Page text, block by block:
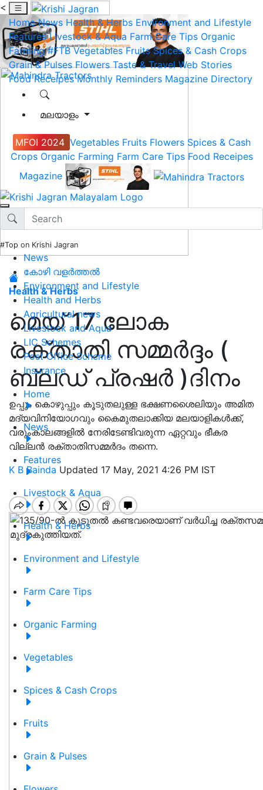
<
Home News Health & Herbs Environment and Lifestyle
Features Livestock & Aqua Farm Care Tips Organic
Farming #FTB Vegetables Fruits Spices & Cash Crops
Grain & Pulses Flowers Taste & Travel Web Stories
Food Receipes Monthly Reminders Magazine Directory
മലയാളം
MFOI 2024 Vegetables Fruits Flowers Spices & Cash
Crops Organic Farming Farm Care Tips Food Receipes
Magazine
#Top on Krishi Jagran
News
കോഴി വളർത്തൽ
Environment and Lifestyle
Health and Herbs
Agricultural news
Livestock and Aqua
LIC Schemes
Post Office Scheme
Insurance
Home
News
Features
Livestock & Aqua
Health & Herbs
Environment and Lifestyle
Farm Care Tips
Organic Farming
Vegetables
Spices & Cash Crops
Fruits
Grain & Pulses
Health & Herbs
മെയ്‌ 17 ലോക
രക്താതി സമ്മർദ്ദം (
ബ്ലഡ്‌ പ്രഷർ )ദിനം
ഉപ്പും കൊഴുപ്പും കൂടുതലുള്ള ഭക്ഷണശൈലിയും അമിത
മദ്യവിനിയോഗവും കൈമുതലാക്കിയ മലയാളികൾക്ക്‌,
വരുംകാലങ്ങളിൽ നേരിടേണ്ടിവരുന്ന ഏറ്റവും ഭീകര
വില്ലൻ രക്താതിസമ്മർദം തന്നെ.
K B Bainda Updated 17 May, 2021 4:26 PM IST